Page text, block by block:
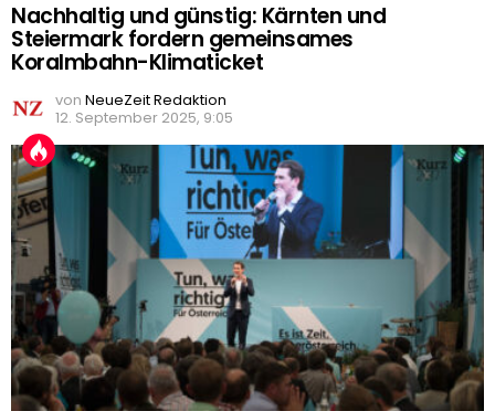
Nachhaltig und günstig: Kärnten und
Steiermark fordern gemeinsames
Koralmbahn-Klimaticket
von NeueZeit Redaktion
12. September 2025, 9:05